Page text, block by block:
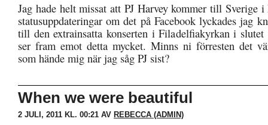
Jag hade helt missat att PJ Harvey kommer till Sverige
statusuppdateringar om det på Facebook lyckades jag
till den extrainsatta konserten i Filadelfiakyrkan i slutet
ser fram emot detta mycket. Minns ni förresten det
som hände mig när jag såg PJ sist?
When we were beautiful
2 JULI, 2011 KL. 00:21 AV REBECCA (ADMIN)